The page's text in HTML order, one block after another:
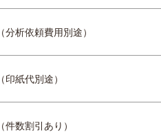
（分析依頼費用別途）
（印紙代別途）
（件数割引あり）